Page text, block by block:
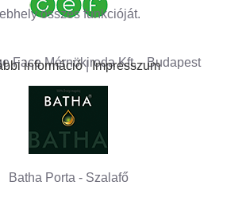
Face Mérnökiroda Kft. - Budapest
Batha Porta - Szalafő
összes funkcióját.
információ|Impresszum